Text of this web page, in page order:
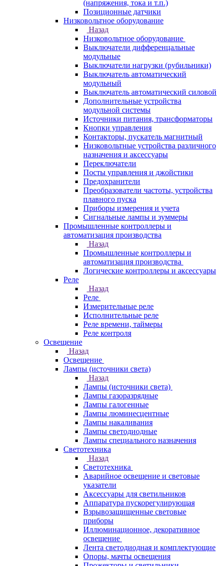
(напряжения, тока и т.п.)
Позиционные датчики
Низковольтное оборудование
Назад
Низковольтное оборудование
Выключатели дифференцальные
модульные
Выключатели нагрузки (рубильники)
Выключатель автоматический
модульный
Выключатель автоматический силовой
Дополнительные устройства
модульной системы
Источники питания, трансформаторы
Кнопки управления
Контакторы, пускатель магнитный
Низковольтные устройства различного
назначения и аксессуары
Переключатели
Посты управления и джойстики
Предохранители
Преобразователи частоты, устройства
плавного пуска
Приборы измерения и учета
Сигнальные лампы и зуммеры
Промышленные контроллеры и
автоматизация производства
Назад
Промышленные контроллеры и
автоматизация производства
Логические контроллеры и аксессуары
Реле
Назад
Реле
Измерительные реле
Исполнительные реле
Реле времени, таймеры
Реле контроля
Освещение
Назад
Освещение
Лампы (источники света)
Назад
Лампы (источники света)
Лампы газоразрядные
Лампы галогенные
Лампы люминесцентные
Лампы накаливания
Лампы светодиодные
Лампы специального назначения
Светотехника
Назад
Светотехника
Аварийное освещение и световые
указатели
Аксессуары для светильников
Аппаратура пускорегулирующая
Взрывозащищенные световые
приборы
Иллюминационное, декоративное
освещение
Лента светодиодная и комплектующие
Опоры, мачты освещения